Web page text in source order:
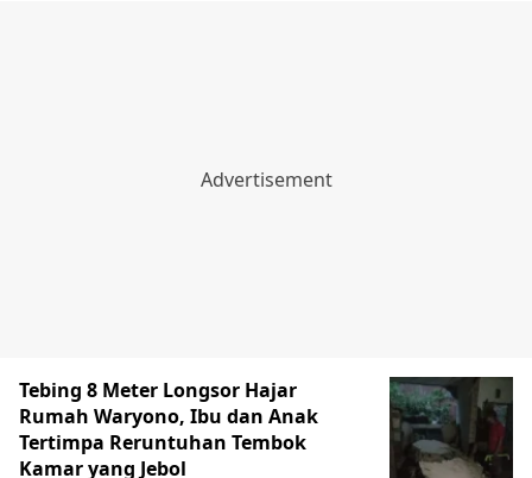
Tebing 8 Meter Longsor Hajar
Rumah Waryono, Ibu dan Anak
Tertimpa Reruntuhan Tembok
Kamar yang Jebol